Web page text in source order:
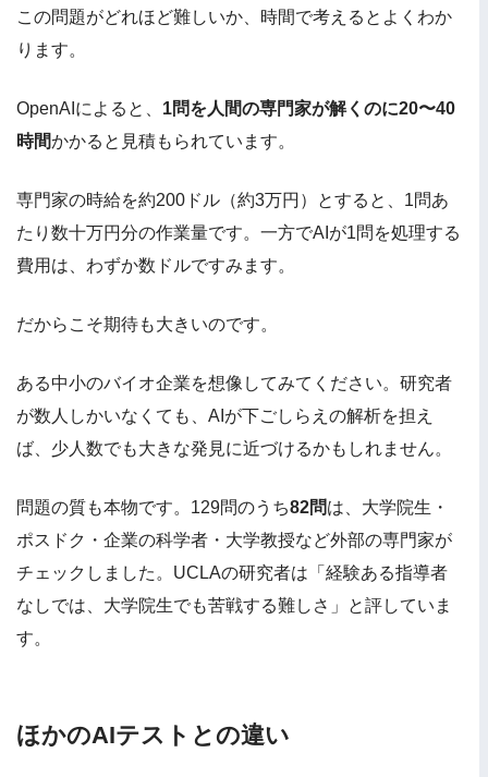
この問題がどれほど難しいか、時間で考えるとよくわか
ります。
OpenAIによると、 1問を人間の専門家が解くのに20〜40
時間かかると見積もられています。
専門家の時給を約200ドル（約3万円）とすると、1問あ
たり数十万円分の作業量です。一方でAIが1問を処理する
費用は、わずか数ドルですみます。
だからこそ期待も大きいのです。
ある中小のバイオ企業を想像してみてください。研究者
が数人しかいなくても、AIが下ごしらえの解析を担え
ば、少人数でも大きな発見に近づけるかもしれません。
問題の質も本物です。129問のうち82問は、大学院生・
ポスドク・企業の科学者・大学教授など外部の専門家が
チェックしました。UCLAの研究者は「経験ある指導者
なしでは、大学院生でも苦戦する難しさ」と評していま
す。
ほかのAIテストとの違い